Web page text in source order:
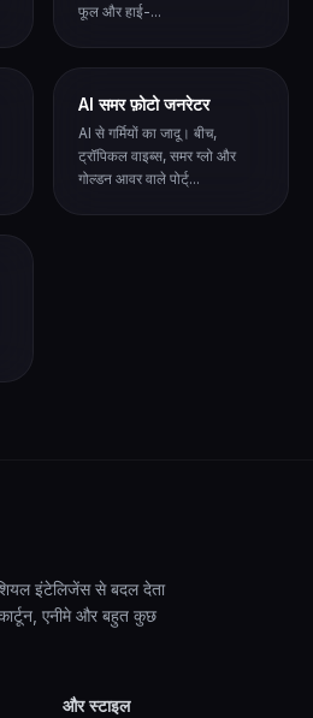
फूल और हाई-...
AI समर फ़ोटो जनरेटर
AI से गर्मियों का जादू। बीच,
ट्रॉपिकल वाइब्स, समर ग्लो और
गोल्डन आवर वाले पोर्ट्...
इंटेलिजेंस से बदल देता
एनीमे और बहुत कुछ
और स्टाइल